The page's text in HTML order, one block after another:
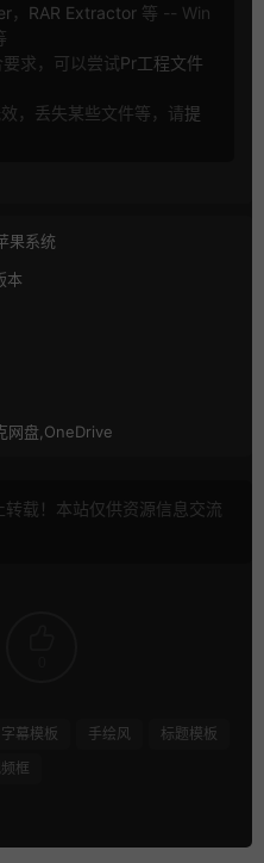
， RAR Extractor 等 -- Win
求，可以尝试Pr工程文件
，丢失某些文件等，请提
果系统
本
网盘,OneDrive
载！本站仅供资源信息交流
字幕模板 手绘风
标题模板
框